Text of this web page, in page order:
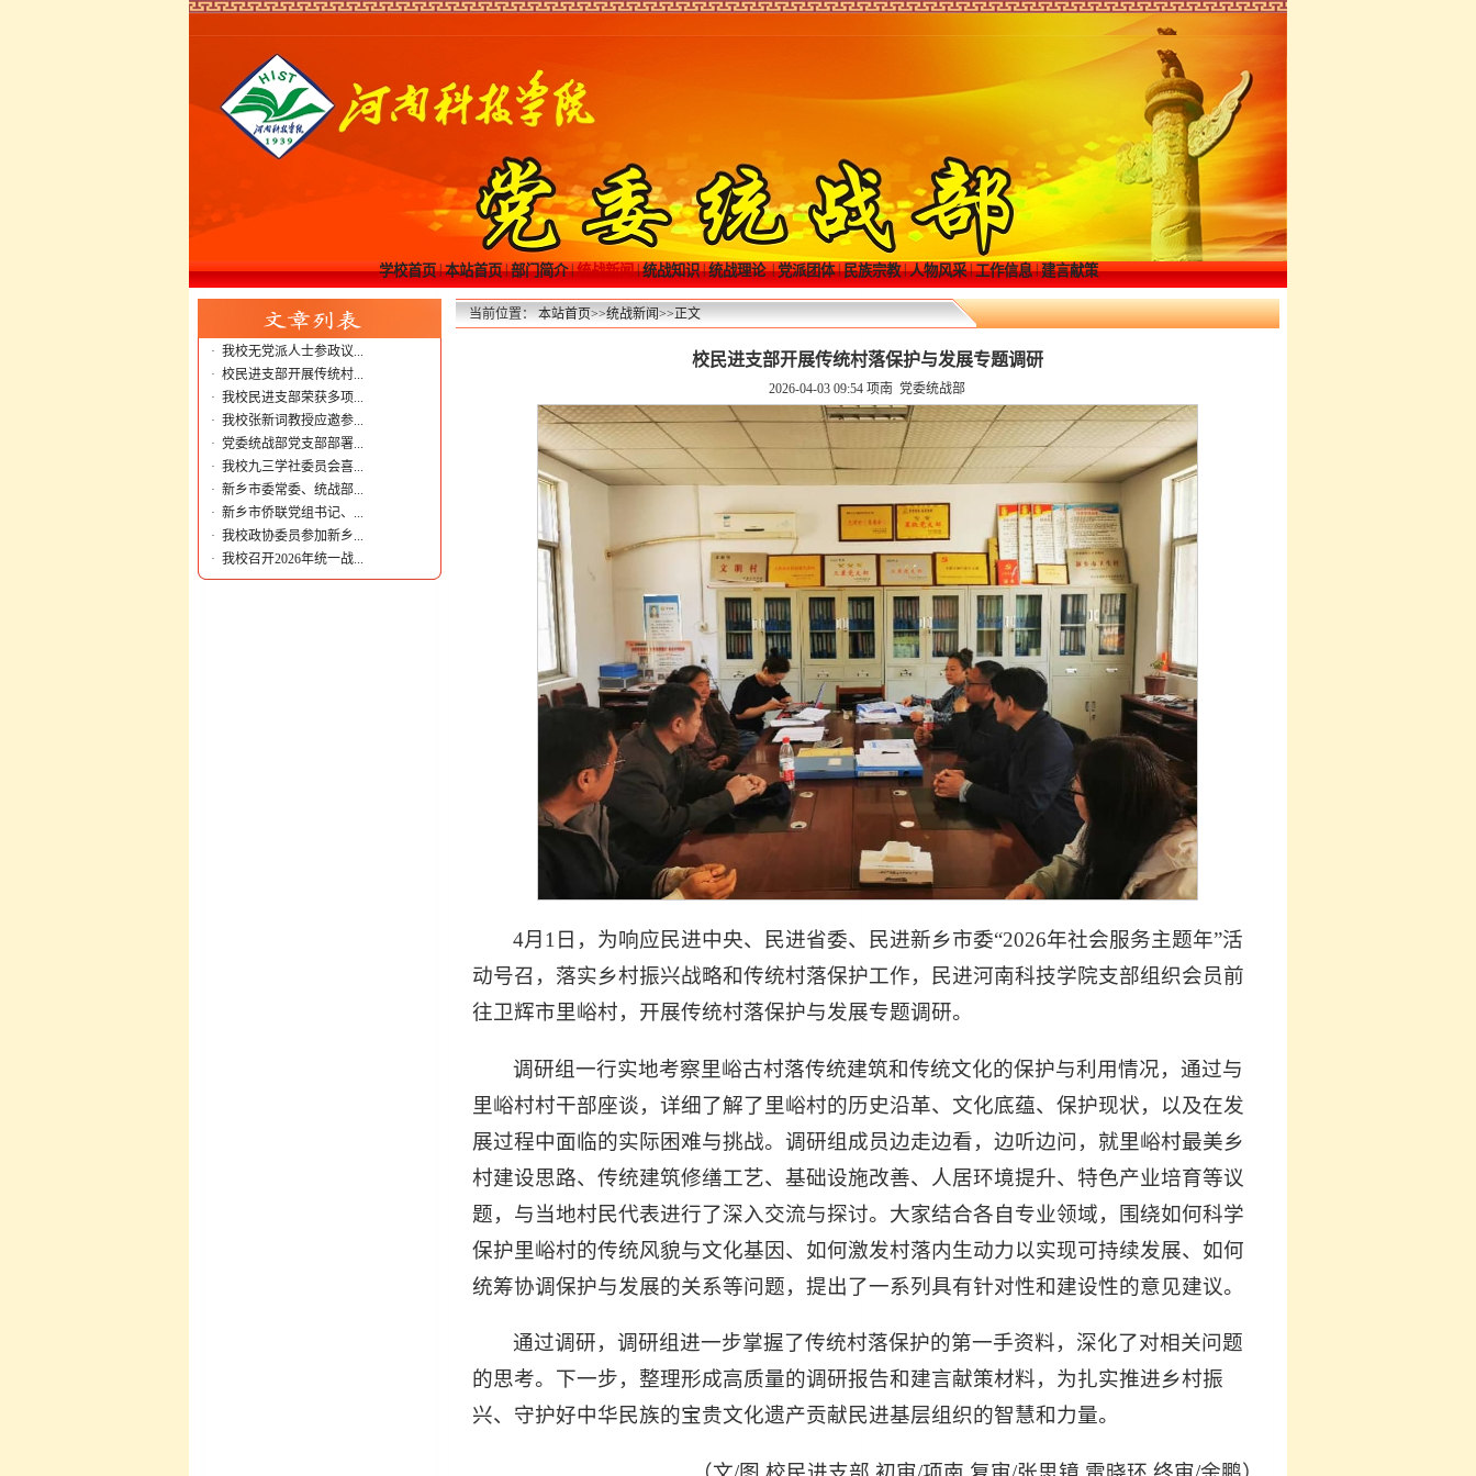
学校首页|本站首页|部门简介|统战新闻|统战知识|统战理论|党派团体|民族宗教|人物风采|工作信息|建言献策
· 我校无党派人士参政议...
· 校民进支部开展传统村...
· 我校民进支部荣获多项...
· 我校张新词教授应邀参...
· 党委统战部党支部部署...
· 我校九三学社委员会喜...
· 新乡市委常委、统战部...
· 新乡市侨联党组书记、...
· 我校政协委员参加新乡...
· 我校召开2026年统一战...
当前位置：本站首页>>统战新闻>>正文
校民进支部开展传统村落保护与发展专题调研
2026-04-03 09:54 项南 党委统战部
4月1日，为响应民进中央、民进省委、民进新乡市委“2026年社会服务主题年”活
动号召，落实乡村振兴战略和传统村落保护工作，民进河南科技学院支部组织会员前
往卫辉市里峪村，开展传统村落保护与发展专题调研。
调研组一行实地考察里峪古村落传统建筑和传统文化的保护与利用情况，通过与
里峪村村干部座谈，详细了解了里峪村的历史沿革、文化底蕴、保护现状，以及在发
展过程中面临的实际困难与挑战。调研组成员边走边看，边听边问，就里峪村最美乡
村建设思路、传统建筑修缮工艺、基础设施改善、人居环境提升、特色产业培育等议
题，与当地村民代表进行了深入交流与探讨。大家结合各自专业领域，围绕如何科学
保护里峪村的传统风貌与文化基因、如何激发村落内生动力以实现可持续发展、如何
统筹协调保护与发展的关系等问题，提出了一系列具有针对性和建设性的意见建议。
通过调研，调研组进一步掌握了传统村落保护的第一手资料，深化了对相关问题
的思考。下一步，整理形成高质量的调研报告和建言献策材料，为扎实推进乡村振
兴、守护好中华民族的宝贵文化遗产贡献民进基层组织的智慧和力量。